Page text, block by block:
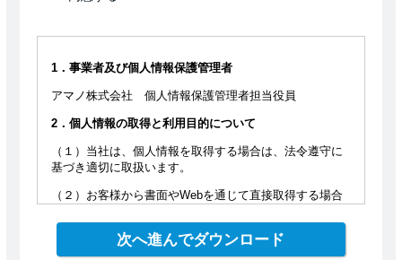
1．事業者及び個人情報保護管理者
アマノ株式会社 個人情報保護管理者担当役員
2．個人情報の取得と利用目的について
（１）当社は、個人情報を取得する場合は、法令遵守に
基づき適切に取扱います。
（２）お客様から書面やWebを通じて直接取得する場合
取得時の状況から利用目的が明らかな場合は、この限り
ではありません。